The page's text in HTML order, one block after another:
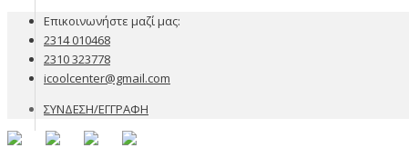
Επικοινωνήστε μαζί μας:
2314 010468
2310 323778
icoolcenter@gmail.com
ΣΥΝΔΕΣΗ/ΕΓΓΡΑΦΗ